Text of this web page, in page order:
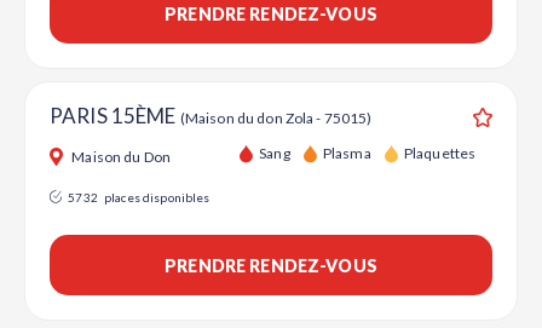
PRENDRE RENDEZ-VOUS
PARIS 15ÈME (Maison du don Zola - 75015)
Maison du Don Sang Plasma Plaquettes
5732 places disponibles
PRENDRE RENDEZ-VOUS